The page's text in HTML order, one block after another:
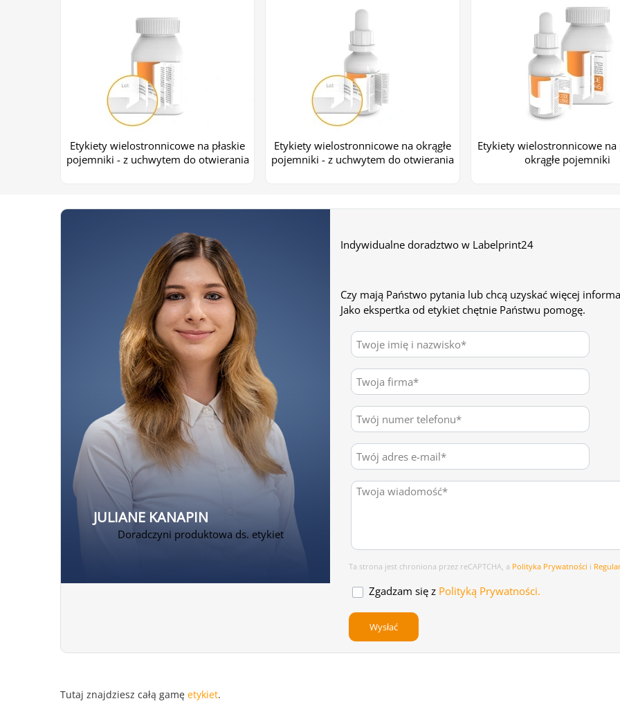
Więcej zdjęć
Etykiety wielostronnicowe na płaskie
pojemniki - z uchwytem do otwierania
Etykiety wielostronnicowe na okrągłe
pojemniki - z uchwytem do otwierania
Etykiety wielostronnicowe na
okrągłe pojemniki
JULIANE KANAPIN
Doradczyni produktowa ds. etykiet
Indywidualne doradztwo w Labelprint24
Czy mają Państwo pytania lub chcą uzyskać więcej
Jako ekspertka od etykiet chętnie Państwu pomogę.
Ta strona jest chroniona przez reCAPTCHA, a Polityka Prywatności i
Zgadzam się z Polityką Prywatności.
Tutaj znajdziesz całą gamę etykiet.